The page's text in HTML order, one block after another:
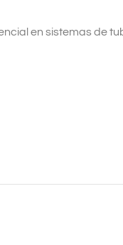
en sistemas de